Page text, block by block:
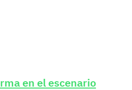
en el escenario